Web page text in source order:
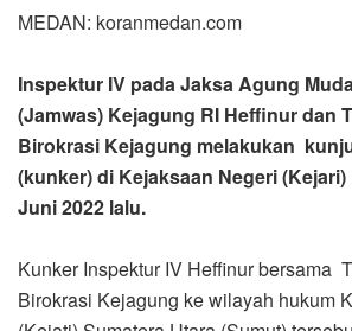
MEDAN: koranmedan.com
Inspektur IV pada Jaksa Agung
(Jamwas) Kejagung RI Heffinur dan
Birokrasi Kejagung melakukan
(kunker) di Kejaksaan Negeri (Kejari)
Juni 2022 lalu.
Kunker Inspektur IV Heffinur bersama
Birokrasi Kejagung ke wilayah hukum